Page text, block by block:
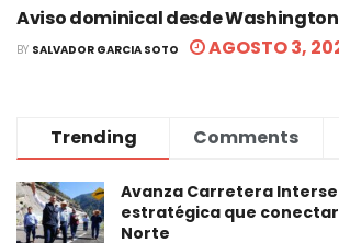
Aviso dominical desde Washington
BY SALVADOR GARCIA SOTO AGOSTO 3,
Trending Comments
Avanza Carretera
estratégica que
Norte